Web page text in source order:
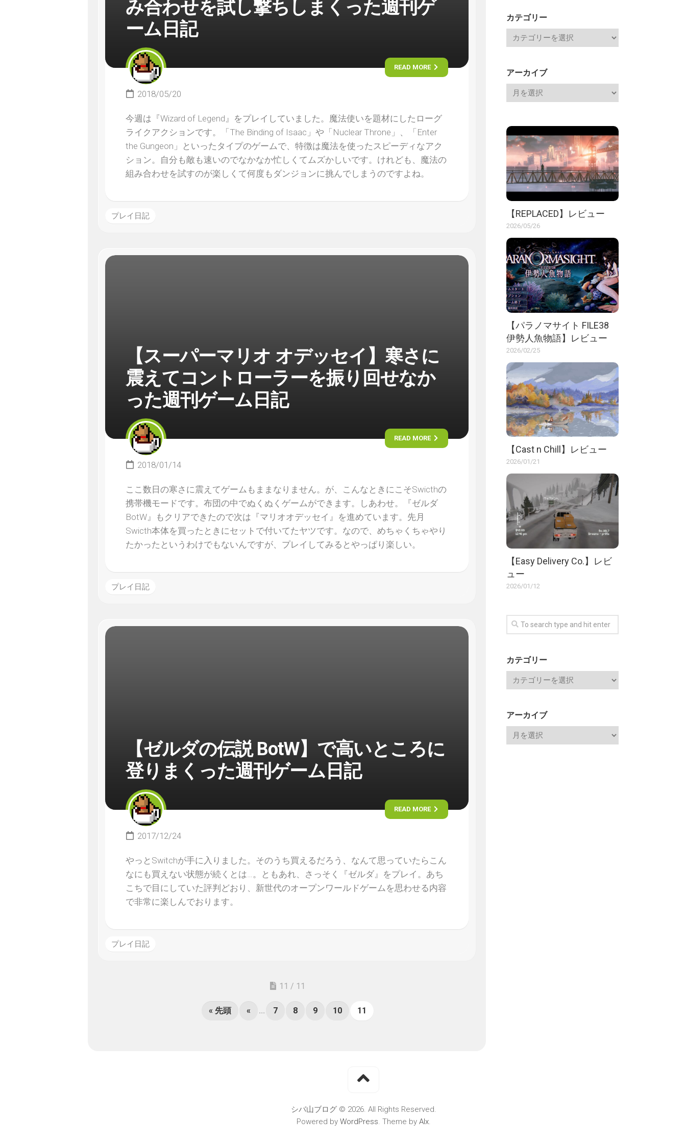
み合わせを試し撃ちしまくった週刊ゲ
ーム日記
READ MORE
2018/05/20
今週は『Wizard of Legend』をプレイしていました。魔法使いを題材にしたローグ
ライクアクションです。「The Binding of Isaac」や「Nuclear Throne」、「Enter
the Gungeon」といったタイプのゲームで、特徴は魔法を使ったスピーディなアク
ション。自分も敵も速いのでなかなか忙しくてムズかしいです。けれども、魔法の
組み合わせを試すのが楽しくて何度もダンジョンに挑んでしまうのですよね。
プレイ日記
【スーパーマリオ オデッセイ】寒さに
震えてコントローラーを振り回せなか
った週刊ゲーム日記
READ MORE
2018/01/14
ここ数日の寒さに震えてゲームもままなりません。が、こんなときにこそSwicthの
携帯機モードです。布団の中でぬくぬくゲームができます。しあわせ。『ゼルダ
BotW』もクリアできたので次は『マリオオデッセイ』を進めています。先月
Swicth本体を買ったときにセットで付いてたヤツです。なので、めちゃくちゃやり
たかったというわけでもないんですが、プレイしてみるとやっぱり楽しい。
プレイ日記
【ゼルダの伝説 BotW】で高いところに
登りまくった週刊ゲーム日記
READ MORE
2017/12/24
やっとSwitchが手に入りました。そのうち買えるだろう、なんて思っていたらこん
なにも買えない状態が続くとは…。ともあれ、さっそく『ゼルダ』をプレイ。あち
こちで目にしていた評判どおり、新世代のオープンワールドゲームを思わせる内容
で非常に楽しんでおります。
プレイ日記
11 / 11
« 先頭 « ... 7 8 9 10 11
カテゴリー
アーカイブ
【REPLACED】レビュー
2026/05/26
【パラノマサイト FILE38
伊勢人魚物語】レビュー
2026/02/25
【Cast n Chill】レビュー
2026/01/21
【Easy Delivery Co.】レビ
ュー
2026/01/12
カテゴリー
アーカイブ
シバ山ブログ © 2026. All Rights Reserved.
Powered by WordPress. Theme by Alx.